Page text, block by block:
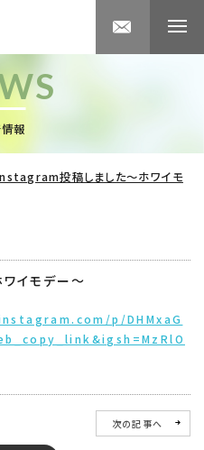
報
投稿しました～ホワイモ
イモデー～
p/DHMxaG
次の記事へ